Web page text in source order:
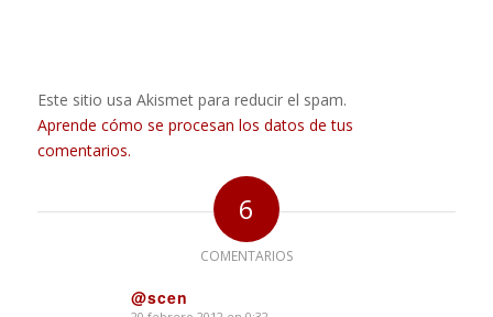
Este sitio usa Akismet para reducir el spam.
Aprende cómo se procesan los datos de tus
comentarios.
6
COMENTARIOS
@scen